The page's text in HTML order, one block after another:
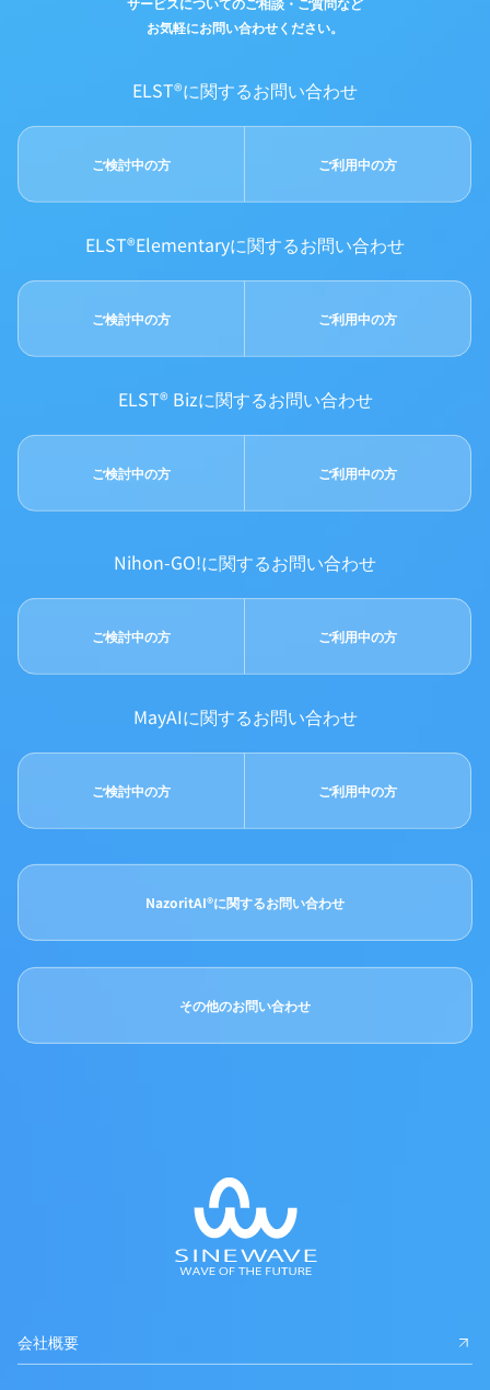
お気軽にお問い合わせください。
ELST®に関するお問い合わせ
ご検討中の方 ご利用中の方
ELST®Elementaryに関するお問い合わせ
ご検討中の方 ご利用中の方
ELST® Bizに関するお問い合わせ
ご検討中の方 ご利用中の方
Nihon-GO!に関するお問い合わせ
ご検討中の方 ご利用中の方
MayAIに関するお問い合わせ
ご検討中の方 ご利用中の方
NazoritAI®に関するお問い合わせ
その他のお問い合わせ
会社概要